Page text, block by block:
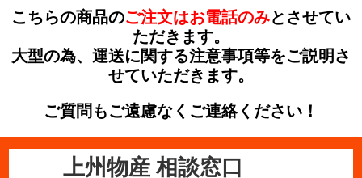
こちらの商品のご注文はお電話のみとさせてい
ただきます。
大型の為、運送に関する注意事項等をご説明さ
せていただきます。
ご質問もご遠慮なくご連絡ください！
上州物産 相談窓口